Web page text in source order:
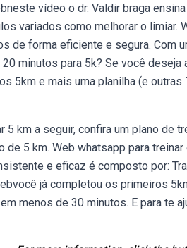
vídeo o dr. Valdir braga
variados como melhorar o limiar.
de forma eficiente e segura. Com
minutos para 5k? Se você
5km e mais uma planilha (e
5 km a seguir, confira um plano de
5 km. Web️ whatsapp para
e eficaz é composto por:
já completou os primeiros
menos de 30 minutos. E para te